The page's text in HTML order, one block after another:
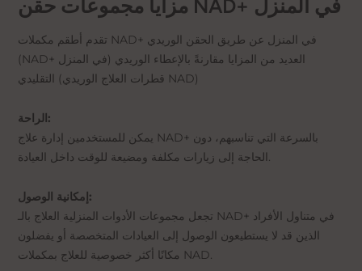
مزايا مجموعات حقن NAD+ في المنزل
تقدم أطقم مكملات NAD+ في المنزل عن طريق الحقن الوريدي
(NAD+ في المنزل) العديد من المزايا مقارنةً بالإعطاء الوريدي
التقليدي (قطرات العلاج الوريدي NAD)
الراحة:
يمكن للمستخدمين إدارة علاج NAD+ بالسرعة التي تناسبهم، دون
الحاجة إلى زيارات مكلفة ومضيعة للوقت داخل العيادة.
إمكانية الوصول:
تجعل مجموعات الأدوات المنزلية العلاج بالـ NAD+ في متناول الأفراد
الذين قد لا يستطيعون الوصول إلى العيادات المتخصصة أو يفضلون
مكانًا أكثر خصوصية للعلاج بمكملات NAD.